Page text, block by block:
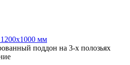
мм
поддон на 3-х полозьях